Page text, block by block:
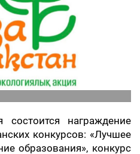
награждение
конкурсов: «Лучшее
образования», конкурс